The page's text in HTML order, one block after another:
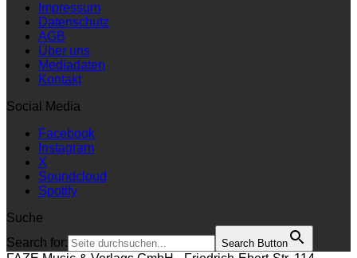
Impressum
Datenschutz
AGB
Über uns
Mediadaten
Kontakt
Social Media
Facebook
Instagram
X
Soundcloud
Spotify
Suche
Search for:
Search Button